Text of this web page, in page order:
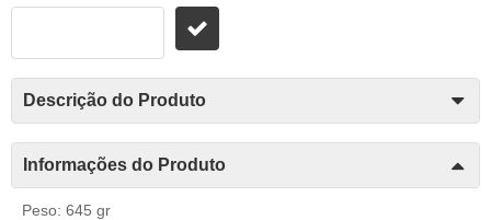
Descrição do Produto
Informações do Produto
Peso: 645 gr